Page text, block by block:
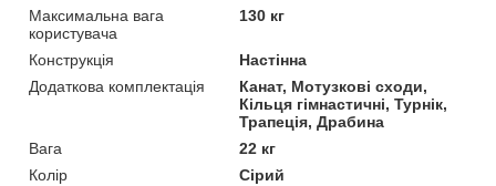
Максимальна вага
користувача
130 кг
Конструкція
Настінна
Додаткова комплектація
Канат, Мотузкові сходи,
Кільця гімнастичні, Турнік,
Трапеція, Драбина
Вага
22 кг
Колір
Сірий